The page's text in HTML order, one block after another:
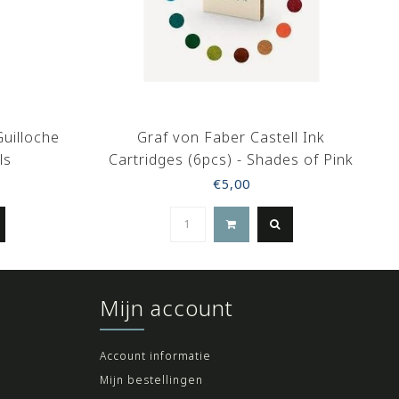
Graf von Faber Castell Ink
Cartridges (6pcs) - Shades of Pink
€5,00
Mijn account
Account informatie
Mijn bestellingen